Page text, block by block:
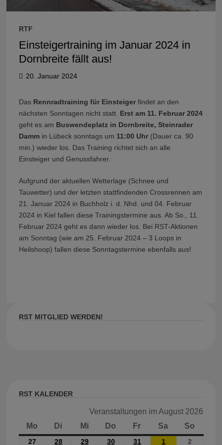
RTF
Einsteigertraining im Januar 2024 in
Dornbreite fällt aus!
20. Januar 2024
Das Rennradtraining für Einsteigerfindet an den
nächsten Sonntagen nicht statt. Erst am 11. Februar 2024
geht es am Buswendeplatz in Dornbreite, Steinrader
Dammin Lübeck sonntags um 11:00 Uhr(Dauer ca. 90
min.) wieder los. Das Training richtet sich an alle
Einsteiger und Genussfahrer.
Aufgrund der aktuellen Wetterlage (Schnee und
Tauwetter) und der letzten stattfindenden Crossrennen am
21. Januar 2024 in Buchholz i. d. Nhd. und 04. Februar
2024 in Kiel fallen diese Trainingstermine aus. Ab So., 11.
Februar 2024 geht es dann wieder los. Bei RST-Aktionen
am Sonntag (wie am 25. Februar 2024 – 3 Loops in
Heilshoop) fallen diese Sonntagstermine ebenfalls aus!
RST MITGLIED WERDEN!
RST KALENDER
Veranstaltungen im August 2026
Mo Montag
Di Dienstag
Mi Mittwoch
Do Donnerstag
Fr Freitag
Sa Samstag
So
27 2828.
2929.
3030.
31 1 2